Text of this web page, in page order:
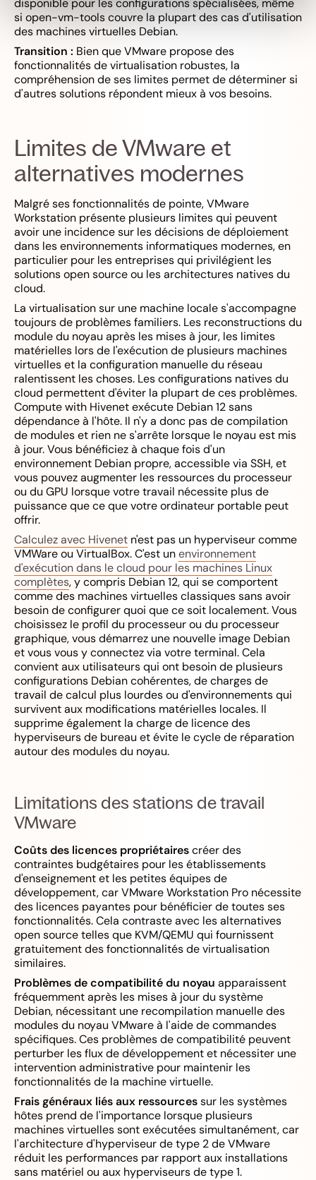
disponible pour les configurations spécialisées, même
si open-vm-tools couvre la plupart des cas d'utilisation
des machines virtuelles Debian.
Transition : Bien que VMware propose des
fonctionnalités de virtualisation robustes, la
compréhension de ses limites permet de déterminer si
d'autres solutions répondent mieux à vos besoins.
Limites de VMware et
alternatives modernes
Malgré ses fonctionnalités de pointe, VMware
Workstation présente plusieurs limites qui peuvent
avoir une incidence sur les décisions de déploiement
dans les environnements informatiques modernes, en
particulier pour les entreprises qui privilégient les
solutions open source ou les architectures natives du
cloud.
La virtualisation sur une machine locale s'accompagne
toujours de problèmes familiers. Les reconstructions du
module du noyau après les mises à jour, les limites
matérielles lors de l'exécution de plusieurs machines
virtuelles et la configuration manuelle du réseau
ralentissent les choses. Les configurations natives du
cloud permettent d'éviter la plupart de ces problèmes.
Compute with Hivenet exécute Debian 12 sans
dépendance à l'hôte. Il n'y a donc pas de compilation
de modules et rien ne s'arrête lorsque le noyau est mis
à jour. Vous bénéficiez à chaque fois d'un
environnement Debian propre, accessible via SSH, et
vous pouvez augmenter les ressources du processeur
ou du GPU lorsque votre travail nécessite plus de
puissance que ce que votre ordinateur portable peut
offrir.
Calculez avec Hivenet n'est pas un hyperviseur comme
VMWare ou VirtualBox. C'est unenvironnement
d'exécution dans le cloud pour les machines Linux
complètes, y compris Debian 12, qui se comportent
comme des machines virtuelles classiques sans avoir
besoin de configurer quoi que ce soit localement. Vous
choisissez le profil du processeur ou du processeur
graphique, vous démarrez une nouvelle image Debian
et vous vous y connectez via votre terminal. Cela
convient aux utilisateurs qui ont besoin de plusieurs
configurations Debian cohérentes, de charges de
travail de calcul plus lourdes ou d'environnements qui
survivent aux modifications matérielles locales. Il
supprime également la charge de licence des
hyperviseurs de bureau et évite le cycle de réparation
autour des modules du noyau.
Limitations des stations de travail
VMware
Coûts des licences propriétairescréer des
contraintes budgétaires pour les établissements
d'enseignement et les petites équipes de
développement, car VMware Workstation Pro nécessite
des licences payantes pour bénéficier de toutes ses
fonctionnalités. Cela contraste avec les alternatives
open source telles que KVM/QEMU qui fournissent
gratuitement des fonctionnalités de virtualisation
similaires.
Problèmes de compatibilité du noyau apparaissent
fréquemment après les mises à jour du système
Debian, nécessitant une recompilation manuelle des
modules du noyau VMware à l'aide de commandes
spécifiques. Ces problèmes de compatibilité peuvent
perturber les flux de développement et nécessiter une
intervention administrative pour maintenir les
fonctionnalités de la machine virtuelle.
Frais généraux liés aux ressourcessur les systèmes
hôtes prend de l'importance lorsque plusieurs
machines virtuelles sont exécutées simultanément, car
l'architecture d'hyperviseur de type 2 de VMware
réduit les performances par rapport aux installations
sans matériel ou aux hyperviseurs de type 1.